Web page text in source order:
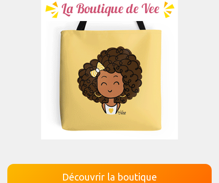
Découvrir la boutique